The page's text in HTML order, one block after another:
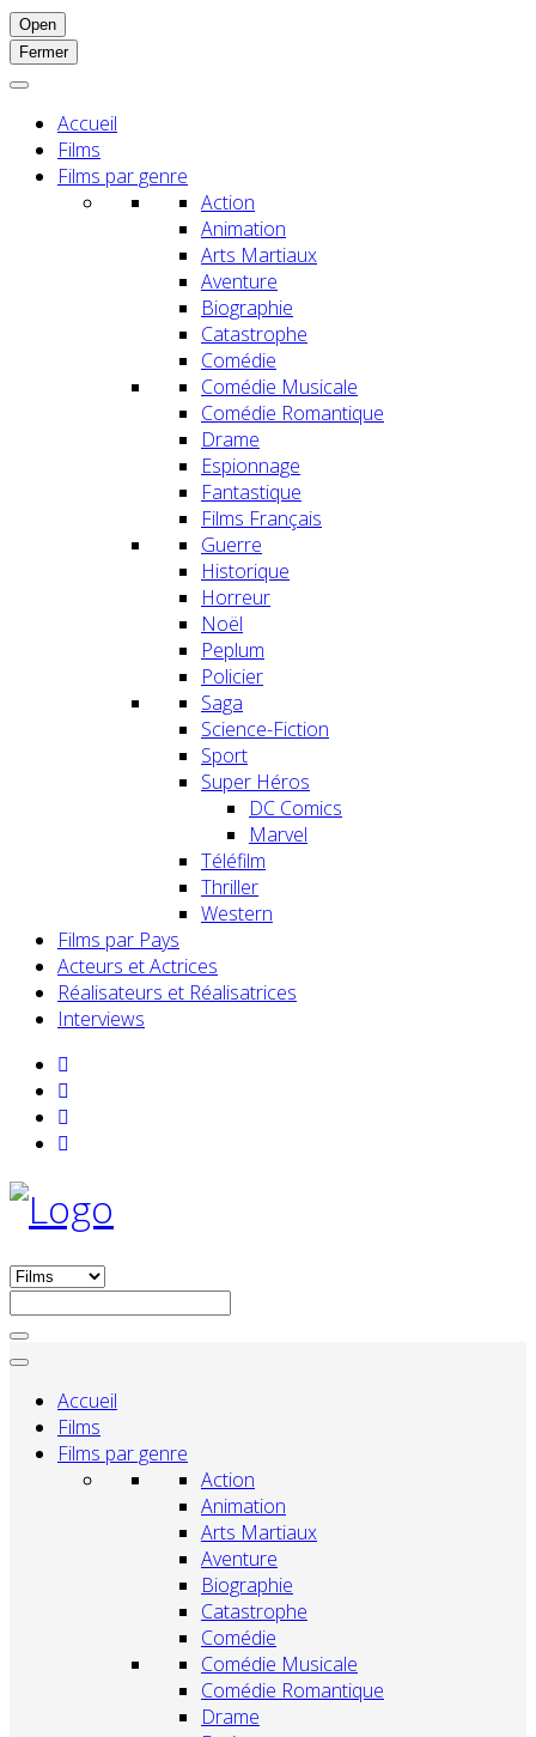
Open
Fermer
Accueil
Films
Films par genre
Action
Animation
Arts Martiaux
Aventure
Biographie
Catastrophe
Comédie
Comédie Musicale
Comédie Romantique
Drame
Espionnage
Fantastique
Films Français
Guerre
Historique
Horreur
Noël
Peplum
Policier
Saga
Science-Fiction
Sport
Super Héros
DC Comics
Marvel
Téléfilm
Thriller
Western
Films par Pays
Acteurs et Actrices
Réalisateurs et Réalisatrices
Interviews
Accueil
Films
Films par genre
Action
Animation
Arts Martiaux
Aventure
Biographie
Catastrophe
Comédie
Comédie Musicale
Comédie Romantique
Drame